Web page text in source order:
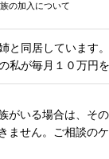
の加入について
と同居しています
私が毎月１０万円
がいる場合は、そ
ません。ご相談の